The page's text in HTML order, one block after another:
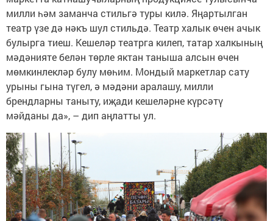
милли һәм заманча стильгә туры килә. Яңартылган
театр үзе дә нәкъ шул стильдә. Театр халык өчен ачык
булырга тиеш. Кешеләр театрга килеп, татар халкының
мәдәнияте белән төрле яктан таныша алсын өчен
мөмкинлекләр булу мөһим. Мондый маркетлар сату
урыны гына түгел, ә мәдәни аралашу, милли
брендларны таныту, иҗади кешеләрне күрсәтү
мәйданы да», – дип аңлатты ул.